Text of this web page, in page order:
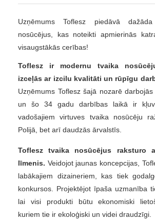
Uzņēmums Toflesz piedāvā
nosūcējus, kas noteikti apmierinās
visaugstākās cerības!
Toflesz ir modernu tvaika
izceļās ar izcilu kvalitāti un rūpīgu
Uzņēmums Toflesz šajā nozarē
un šo 34 gadu darbības laikā ir
vadošajiem virtuves tvaika nosūcēju
Polijā, bet arī daudzās ārvalstīs.
Toflesz tvaika nosūcējus raksturo
līmenis. Veidojot jaunas koncepcijas,
labākajiem dizaineriem, kas tiek
konkursos. Projektējot īpaša uzmanība
lai visi produkti būtu ekonomiski
kuriem tie ir ekoloģiski un videi draudzīgi.